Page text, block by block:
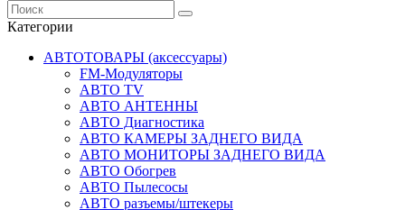
Категории
АВТОТОВАРЫ (аксессуары)
FM-Модуляторы
АВТО TV
АВТО АНТЕННЫ
АВТО Диагностика
АВТО КАМЕРЫ ЗАДНЕГО ВИДА
АВТО МОНИТОРЫ ЗАДНЕГО ВИДА
АВТО Обогрев
АВТО Пылесосы
АВТО разъемы/штекеры